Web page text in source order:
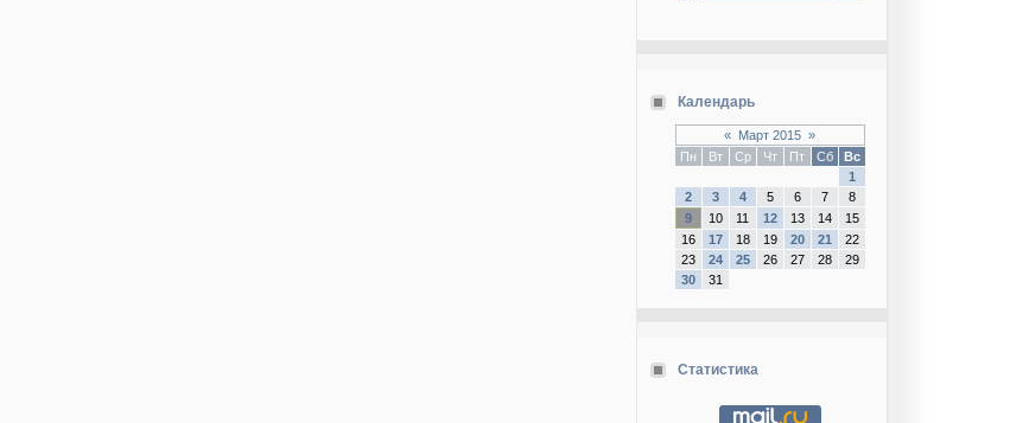
Календарь
« Март 2015 »
Пн
Вт Ср Чт Пт Сб
Вс
1
2
3 4 5 6 7
8
9
10 11 12 13 14
15
16
17 18 19 20 21
22
23
24 25 26 27 28
29
30
31
Статистика